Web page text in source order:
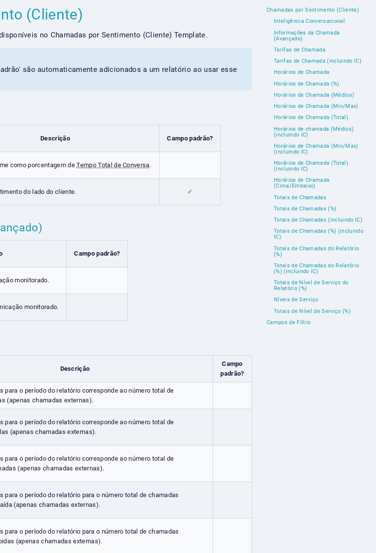
(Cliente)
no Chamadas por Sentimento (Cliente) Template.
são automaticamente adicionados a um relatório ao usar esse
Descrição Campo padrão?
como porcentagem deTempo Total de Conversa.
do lado do cliente. ✔
Campo padrão?
monitorado.
monitorado.
Descrição
Campo
padrão?
para o período do relatório corresponde ao número total de
(apenas chamadas externas).
para o período do relatório corresponde ao número total de
(apenas chamadas externas).
para o período do relatório corresponde ao número total de
(apenas chamadas externas).
para o período do relatório para o número total de chamadas
(apenas chamadas externas).
para o período do relatório para o número total de chamadas
(apenas chamadas externas).
Chamadas por Sentimento (Cliente)
Inteligência Conversacional
Informações da Chamada
(Avançado)
Tarifas de Chamada
Tarifas de Chamada (incluindo IC)
Horários de Chamada
Horários de Chamada (%)
Horários de Chamada (Médios)
Horários de Chamada (Min/Max)
Horários de Chamada (Total)
Horários de chamada (Médios)
(incluindo IC)
Horários de Chamada (Min/Max)
(incluindo IC)
Horários de Chamada (Total)
(incluindo IC)
Horários de Chamada
(Cima/Embaixo)
Totais de Chamadas
Totais de Chamadas (%)
Totais de Chamadas (incluindo IC)
Totais de Chamadas (%) (incluindo
IC)
Totais de Chamadas do Relatório
(%)
Totais de Chamadas do Relatório
(%) (incluindo IC)
Totais de Nível de Serviço do
Relatório (%)
Níveis de Serviço
Totais de Nível de Serviço (%)
Campos de Filtro